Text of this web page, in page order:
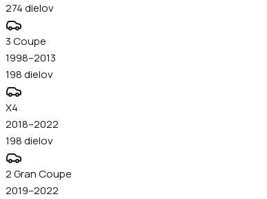
274dielov
3 Coupe
1998–2013
198dielov
X4
2018–2022
198dielov
2 Gran Coupe
2019–2022